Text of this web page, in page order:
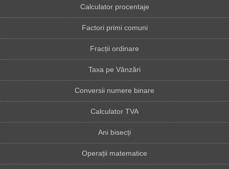
Calculator procentaje
Factori primi comuni
Fracții ordinare
Taxa pe Vânzări
Conversii numere binare
Calculator TVA
Ani bisecți
Operații matematice